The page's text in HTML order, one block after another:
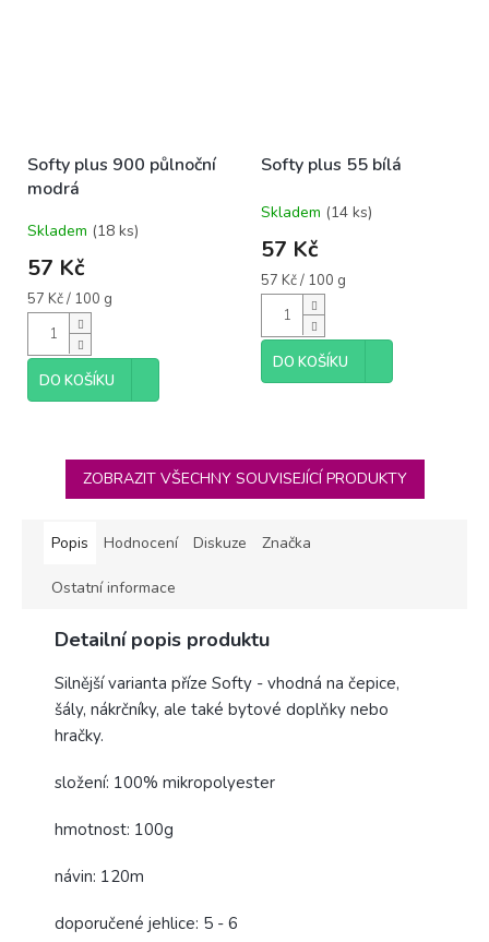
Softy plus 900 půlnoční
modrá
Skladem (18 ks)
57 Kč
Měrná
cena:
57 Kč / 100 g
DO KOŠÍKU
Softy plus 55 bílá
Průměrné
hodnocení
produktu
je
5,0
5
hvězdiček.
Skladem (14 ks)
57 Kč
Měrná
cena:
57 Kč / 100 g
DO KOŠÍKU
ZOBRAZIT VŠECHNY SOUVISEJÍCÍ PRODUKTY
Popis Hodnocení Diskuze Značka
Ostatní informace
Detailní popis produktu
Silnější varianta příze Softy - vhodná na čepice,
šály, nákrčníky, ale také bytové doplňky nebo
hračky.
složení: 100% mikropolyester
hmotnost: 100g
návin: 120m
doporučené jehlice: 5 - 6